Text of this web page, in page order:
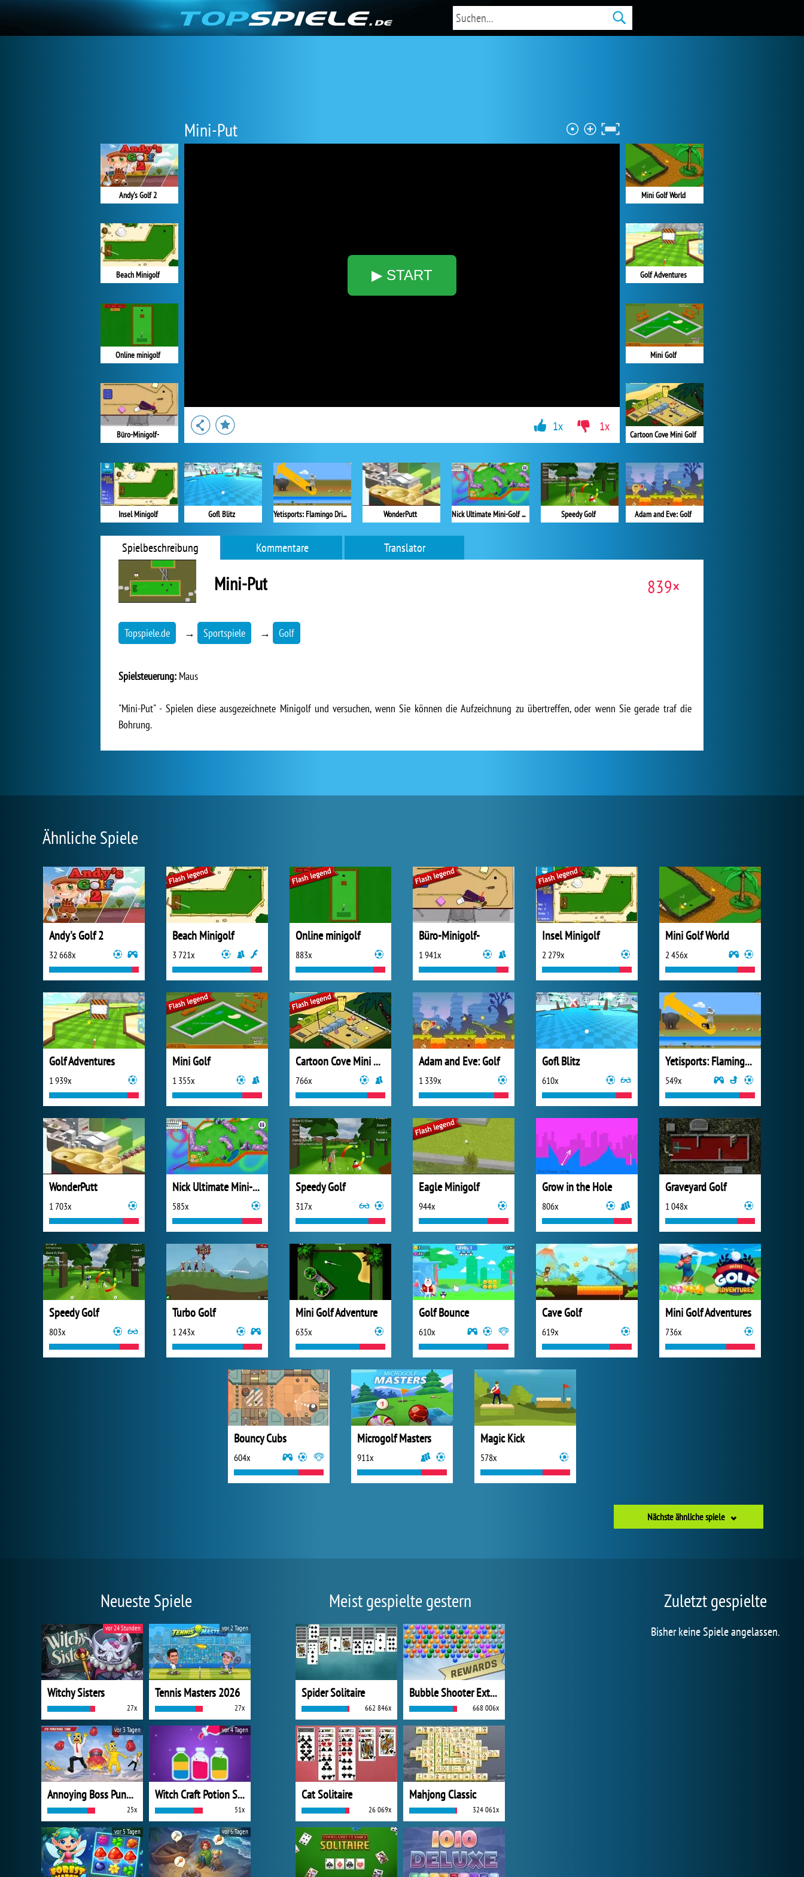
Mini-Put
▶ START
Andy's Golf 2
Beach Minigolf
Online minigolf
Büro-Minigolf-
Insel Minigolf
Mini Golf World
Golf Adventures
Mini Golf
Cartoon Cove Mini Golf
Adam and Eve: Golf
Gofl Blitz Yetisports: Flamingo Drive WonderPutt Nick Ultimate Mini-Golf Universe Speedy Golf
1x 1x
Spielbeschreibung Kommentare Translator
Mini-Put 839×
Topspiele.de → Sportspiele → Golf
Spielsteuerung: Maus
"Mini-Put" - Spielen diese ausgezeichnete Minigolf und versuchen, wenn Sie können die Aufzeichnung zu übertreffen, oder wenn Sie gerade traf die
Bohrung.
Ähnliche Spiele
Andy's Golf 2
32 668x
Beach Minigolf
3 721x
Online minigolf
883x
Büro-Minigolf-
1 941x
Insel Minigolf
2 279x
Mini Golf World
2 456x
Golf Adventures
1 939x
Mini Golf
1 355x
Cartoon Cove Mini Golf
766x
Adam and Eve: Golf
1 339x
Gofl Blitz
610x
Yetisports: Flamingo Drive
549x
WonderPutt
1 703x
Nick Ultimate Mini-Golf Universe
585x
Speedy Golf
317x
Eagle Minigolf
944x
Grow in the Hole
806x
Graveyard Golf
1 048x
Speedy Golf
803x
Turbo Golf
1 243x
Mini Golf Adventure
635x
Golf Bounce
610x
Cave Golf
619x
Mini Golf Adventures
736x
Bouncy Cubs
604x
Microgolf Masters
911x
Magic Kick
578x
Nächste ähnliche spiele
Neueste Spiele
Witchy Sisters
27x
vor 24 Stunden
Tennis Masters 2026
27x
vor 2 Tagen
Annoying Boss Punch Game
25x
vor 3 Tagen
Witch Craft Potion Sort
51x
vor 4 Tagen
vor 5 Tagen vor 6 Tagen
Meist gespielte gestern
Spider Solitaire
662 846x
Bubble Shooter Extreme
668 006x
Cat Solitaire
26 069x
Mahjong Classic
324 061x
Zuletzt gespielte
Bisher keine Spiele angelassen.